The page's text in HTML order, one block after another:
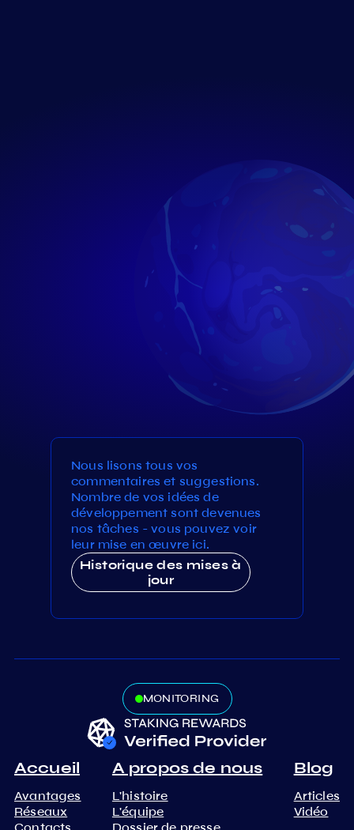
Nous lisons tous vos
commentaires et suggestions.
Nombre de vos idées de
développement sont devenues
nos tâches - vous pouvez voir
leur mise en œuvre ici.
Historique des mises à
jour
MONITORING
Accueil
Avantages
Réseaux
A propos de nous
L'histoire
L'équipe
Blog
Articles
Vidéo